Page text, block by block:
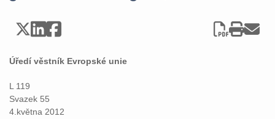
Úředí věstník Evropské unie
L 119
Svazek 55
4.května 2012